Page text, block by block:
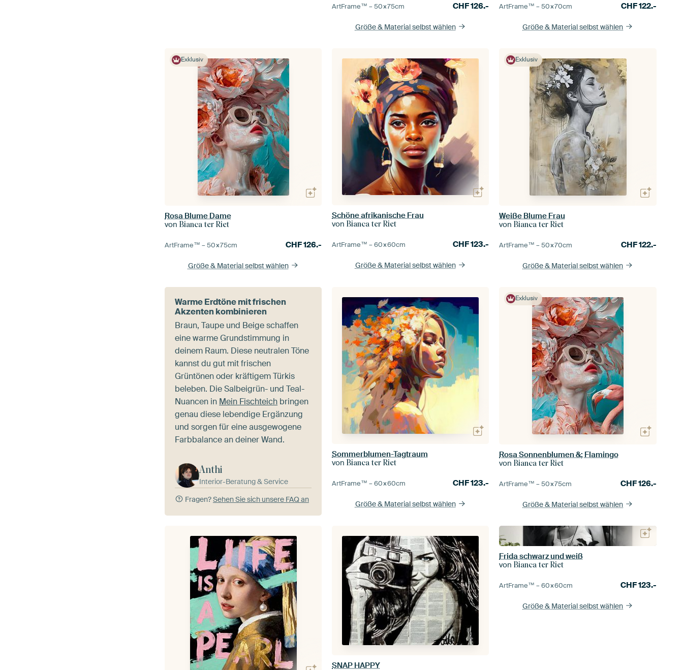
ArtFrame™ –50×75cm CHF126.-
Größe & Material selbst wählen
ArtFrame™ –50×70cm CHF122.-
Größe & Material selbst wählen
Exklusiv
Rosa Blume Dame
vonBianca ter Riet
ArtFrame™ –50×75cm CHF126.-
Größe & Material selbst wählen
Schöne afrikanische Frau
vonBianca ter Riet
ArtFrame™ –60×60cm CHF123.-
Größe & Material selbst wählen
Exklusiv
Weiße Blume Frau
vonBianca ter Riet
ArtFrame™ –50×70cm CHF122.-
Größe & Material selbst wählen
Warme Erdtöne mit frischen
Akzenten kombinieren
Braun, Taupe und Beige schaffen
eine warme Grundstimmung in
deinem Raum. Diese neutralen Töne
kannst du gut mit frischen
Grüntönen oder kräftigem Türkis
beleben. Die Salbeigrün- und Teal-
Nuancen in Mein Fischteich bringen
genau diese lebendige Ergänzung
und sorgen für eine ausgewogene
Farbbalance an deiner Wand.
Anthi
Interior-Beratung & Service
Fragen?Sehen Sie sich unsere FAQ an
Sommerblumen-Tagtraum
vonBianca ter Riet
ArtFrame™ –60×60cm CHF123.-
Größe & Material selbst wählen
Exklusiv
Rosa Sonnenblumen &; Flamingo
vonBianca ter Riet
ArtFrame™ –50×75cm CHF126.-
Größe & Material selbst wählen
SNAP HAPPY
Frida schwarz und weiß
vonBianca ter Riet
ArtFrame™ –60×60cm CHF123.-
Größe & Material selbst wählen